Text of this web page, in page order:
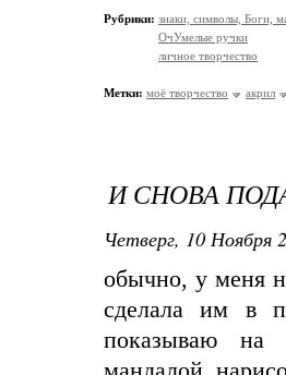
Рубрики: знаки, символы, Боги,
ОчУмелые ручки
личное творчество
Метки: моё творчество акрил
И СНОВА
Четверг, 10 Ноября
обычно, у меня
сделала им в
показываю на